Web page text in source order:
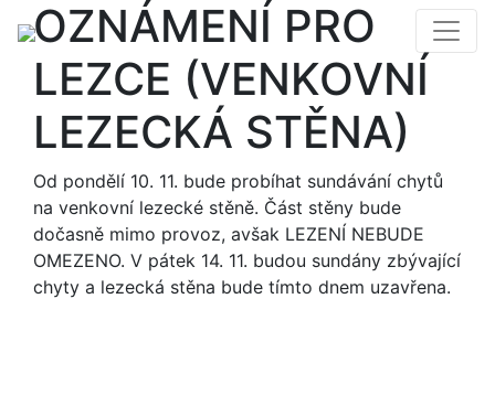
OZNÁMENÍ PRO
LEZCE (VENKOVNÍ
LEZECKÁ STĚNA)
Od pondělí 10. 11. bude probíhat sundávání chytů
na venkovní lezecké stěně. Část stěny bude
dočasně mimo provoz, avšak LEZENÍ NEBUDE
OMEZENO. V pátek 14. 11. budou sundány zbývající
chyty a lezecká stěna bude tímto dnem uzavřena.